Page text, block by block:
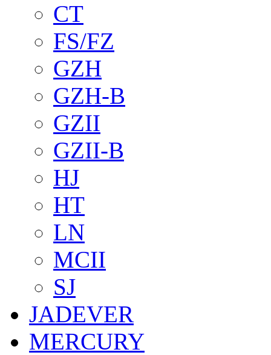
CT
FS/FZ
GZH
GZH-B
GZII
GZII-B
HJ
HT
LN
MCII
SJ
JADEVER
MERCURY